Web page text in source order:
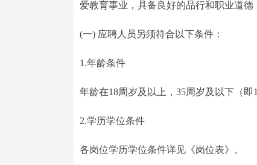
爱教育事业，具备良好的品行和职业道德
(一) 应聘人员另须符合以下条件：
1.年龄条件
年龄在18周岁及以上，35周岁及以下（即
2.学历学位条件
各岗位学历学位条件详见《岗位表》。